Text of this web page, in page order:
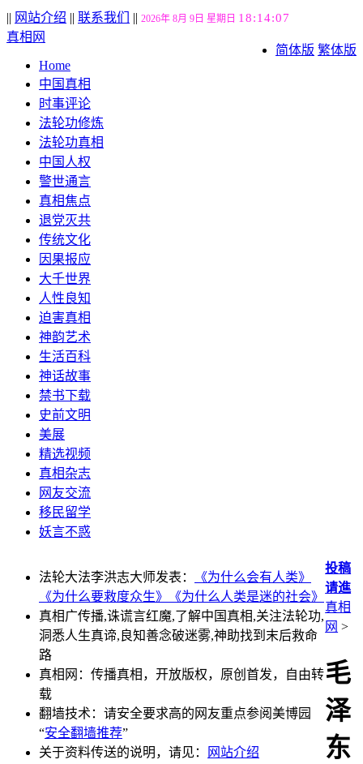
|| 网站介绍 || 联系我们 || 2026年 8月 9日 星期日 18:14:07
简体版 繁体版
真相网
Home
中国真相
时事评论
法轮功修炼
法轮功真相
中国人权
警世通言
真相焦点
退党灭共
传统文化
因果报应
大千世界
人性良知
迫害真相
神韵艺术
生活百科
神话故事
禁书下载
史前文明
美展
精选视频
真相杂志
网友交流
移民留学
妖言不惑
法轮大法李洪志大师发表：
《为什么会有人类》
《为什么要救度众生》
《为什么人类是迷的社会》
真相广传播,诛谎言红魔,了解中国真相,关注法轮功,
洞悉人生真谛,良知善念破迷雾,神助找到末后救命
路
真相网：传播真相，开放版权，原创首发，自由转
载
翻墙技术：请安全要求高的网友重点参阅美博园
“安全翻墙推荐”
关于资料传送的说明，请见：
网站介绍
投稿
请進
真相
网 >
毛
泽
东